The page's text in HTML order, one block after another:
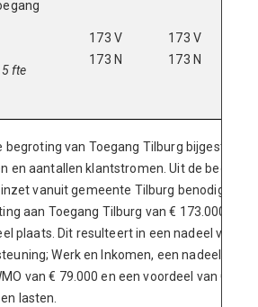
fte
173 V
173 N
173 V
173 N
begroting van Toegang Tilburg bijgesteld
en aantallen klantstromen. Uit de
vanuit gemeente Tilburg benodigd
aan Toegang Tilburg van € 173.000.
plaats. Dit resulteert in een nadeel van €
Werk en Inkomen, een nadeel op
van € 79.000 en een voordeel van €
lasten.